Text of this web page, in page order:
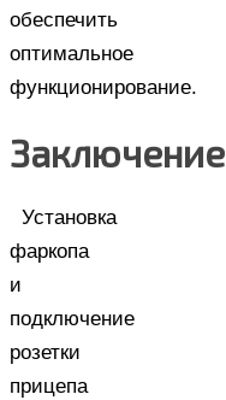
обеспечить
оптимальное
функционирование.
Заключение
Установка
фаркопа
и
подключение
розетки
прицепа